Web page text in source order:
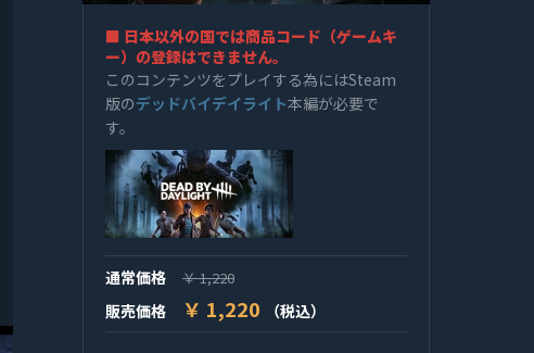
■ 日本以外の国では商品コード（ゲームキ
ー）の登録はできません。
このコンテンツをプレイする為にはSteam
版のデッドバイデイライト本編が必要で
す。
通常価格 ￥ 1,220
販売価格 ￥ 1,220 （税込）